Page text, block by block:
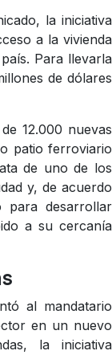
la iniciativa
a la vivienda
Para llevarla
de dólares
12.000 nuevas
patio ferroviario
de uno de los
y, de acuerdo
para desarrollar
a su cercanía
al mandatario
en un nuevo
la iniciativa